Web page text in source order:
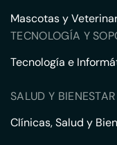
Mascotas y
TECNOLOGÍA Y
Tecnología e
SALUD Y BIENESTAR
Clínicas, Salud y